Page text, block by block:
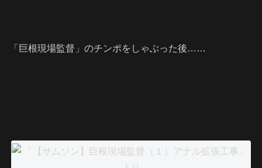
「巨根現場監督」のチンポをしゃぶった後……